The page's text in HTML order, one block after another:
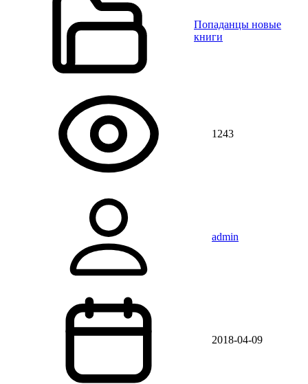
Попаданцы новые
книги
1243
admin
2018-04-09